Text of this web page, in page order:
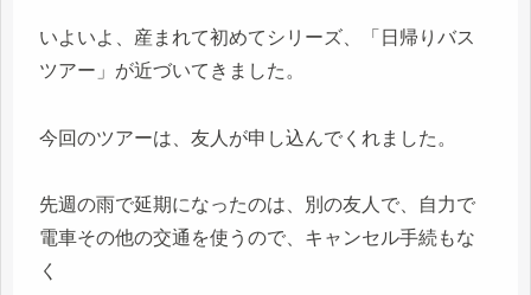
いよいよ、産まれて初めてシリーズ、「日帰りバス
ツアー」が近づいてきました。
今回のツアーは、友人が申し込んでくれました。
先週の雨で延期になったのは、別の友人で、自力で
電車その他の交通を使うので、キャンセル手続もな
く